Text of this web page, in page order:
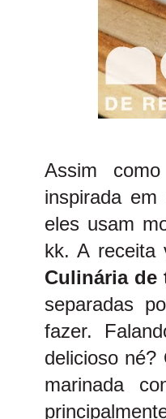
Assim como
inspirada
eles usam
kk. A receita
Culinária de
separadas
fazer.
delicioso né?
marinada